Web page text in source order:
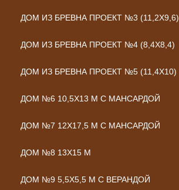
ДОМ ИЗ БРЕВНА ПРОЕКТ №3 (11,2Х9,6)
ДОМ ИЗ БРЕВНА ПРОЕКТ №4 (8,4Х8,4)
ДОМ ИЗ БРЕВНА ПРОЕКТ №5 (11,4Х10)
ДОМ №6 10,5Х13 М С МАНСАРДОЙ
ДОМ №7 12Х17,5 М С МАНСАРДОЙ
ДОМ №8 13Х15 М
ДОМ №9 5,5Х5,5 М С ВЕРАНДОЙ